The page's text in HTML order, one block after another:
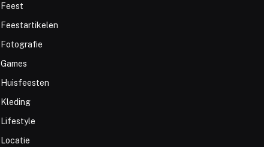
Feest
Feestartikelen
Fotografie
Games
Huisfeesten
Kleding
Lifestyle
Locatie